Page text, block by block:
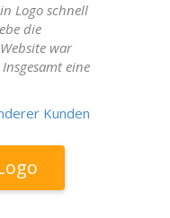
Logo schnell
die
war
eine
Kunden